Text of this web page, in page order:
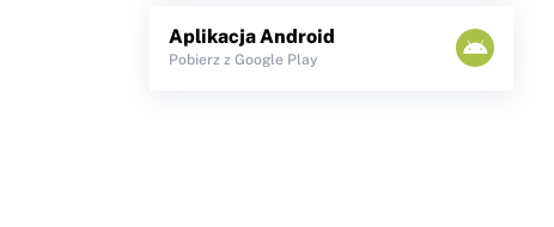
Aplikacja Android
Pobierz z Google Play